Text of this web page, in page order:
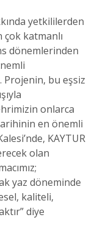
yetkililerden
çok katmanlı
dönemlerinden
bu eşsiz
onlarca
en önemli
KAYTUR
olan
yaz döneminde
kaliteli,
diye